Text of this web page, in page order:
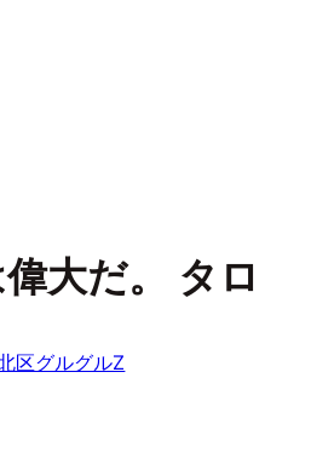
大だ。 タロ
区グルグルZ